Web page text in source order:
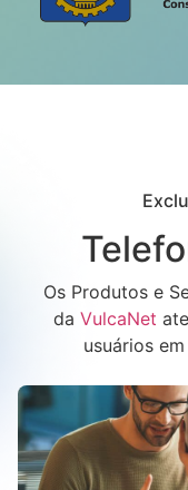
Os Produtos e
da VulcaNet
usuários